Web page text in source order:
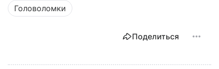
Головоломки
Поделиться